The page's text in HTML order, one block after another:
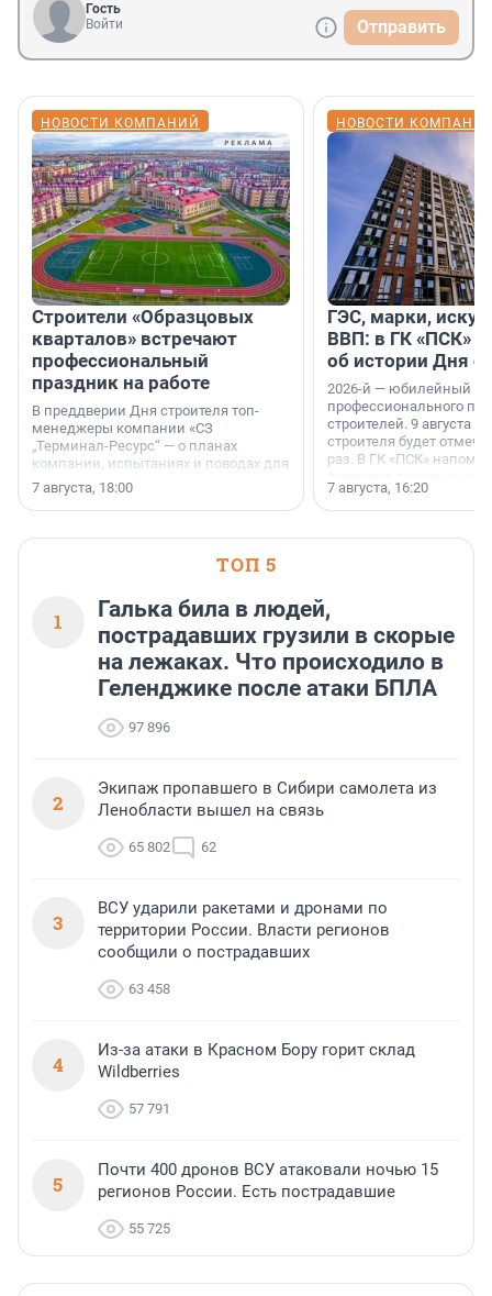
Гость
Войти
Отправить
НОВОСТИ КОМПАНИЙ
Строители «Образцовых
кварталов» встречают
профессиональный
праздник на работе
В преддверии Дня строителя топ-
менеджеры компании «СЗ
„Терминал-Ресурс“ — о планах
компании, испытаниях и поводах для
осторожного оптимизма.
7 августа, 18:00
НОВОСТИ
ГЭС, марки,
ВВП: в ГК «ПСК»
об истории Дня
2026-й — юбилейный
профессионального
строителей. 9 августа
строителя будет
раз. В ГК «ПСК»
поменялась роль
7 августа, 16:20
ТОП 5
1
Галька била в людей,
пострадавших грузили в скорые
на лежаках. Что происходило в
Геленджике после атаки БПЛА
97 896
2
Экипаж пропавшего в Сибири самолета из
Ленобласти вышел на связь
65 802 62
3
ВСУ ударили ракетами и дронами по
территории России. Власти регионов
сообщили о пострадавших
63 458
4
Из-за атаки в Красном Бору горит склад
Wildberries
57 791
5
Почти 400 дронов ВСУ атаковали ночью 15
регионов России. Есть пострадавшие
55 725